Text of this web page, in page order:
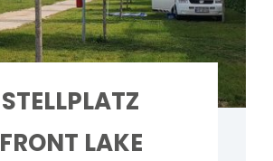
STELLPLATZ
FRONT LAKE